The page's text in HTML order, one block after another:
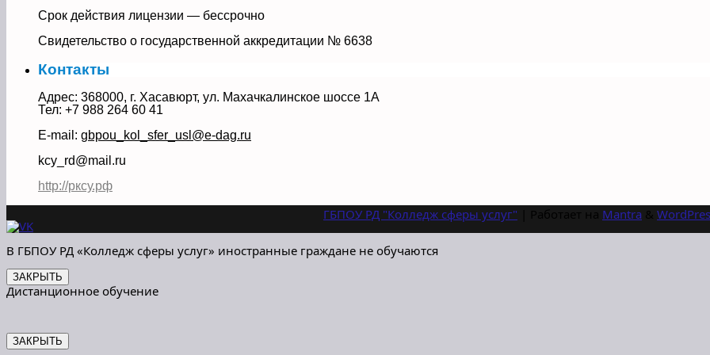
Срок действия лицензии — бессрочно
Свидетельство о государственной аккредитации № 6638
Контакты
Адрес: 368000, г. Хасавюрт, ул. Махачкалинское шоссе 1А
Тел: +7 988 264 60 41
E-mail: gbpou_kol_sfer_usl@e-dag.ru
kcy_rd@mail.ru
http://рксу.рф
ГБПОУ РД "Колледж сферы услуг" Mantra
В ГБПОУ РД «Колледж сферы услуг» иностранные граждане не обучаются
ЗАКРЫТЬ
Дистанционное обучение
ЗАКРЫТЬ